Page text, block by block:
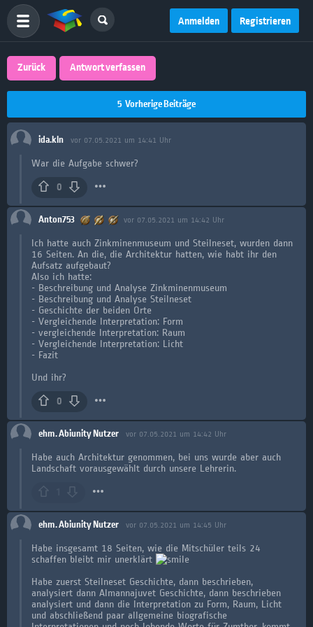
Anmelden Registrieren
Zurück Antwort verfassen
5 Vorherige Beiträge
ida.kln vor 07.05.2021 um 14:41 Uhr
War die Aufgabe schwer?
0
Anton753 vor 07.05.2021 um 14:42 Uhr
Ich hatte auch Zinkminenmuseum und Steilneset, wurden dann
16 Seiten. An die, die Architektur hatten, wie habt ihr den
Aufsatz aufgebaut?
Also ich hatte:
- Beschreibung und Analyse Zinkminenmuseum
- Beschreibung und Analyse Steilneset
- Geschichte der beiden Orte
- Vergleichende Interpretation: Form
- vergleichende Interpretation: Raum
- Vergleichende Interpretation: Licht
- Fazit
Und ihr?
0
ehm. Abiunity Nutzer vor 07.05.2021 um 14:42 Uhr
Habe auch Architektur genommen, bei uns wurde aber auch
Landschaft vorausgewählt durch unsere Lehrerin.
ehm. Abiunity Nutzer vor 07.05.2021 um 14:45 Uhr
Habe insgesamt 18 Seiten, wie die Mitschüler teils 24
schaffen bleibt mir unerklärt
Habe zuerst Steilneset Geschichte, dann beschrieben,
analysiert dann Almannajuvet Geschichte, dann beschrieben
analysiert und dann die Interpretation zu Form, Raum, Licht
und abschließend paar allgemeine biografische